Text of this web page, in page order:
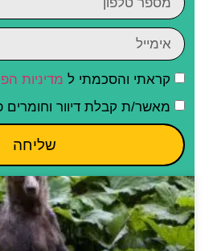
קראתי והסכמתי ל מדיניות
מאשר/ת קבלת דיוור וחומרים
שליחה